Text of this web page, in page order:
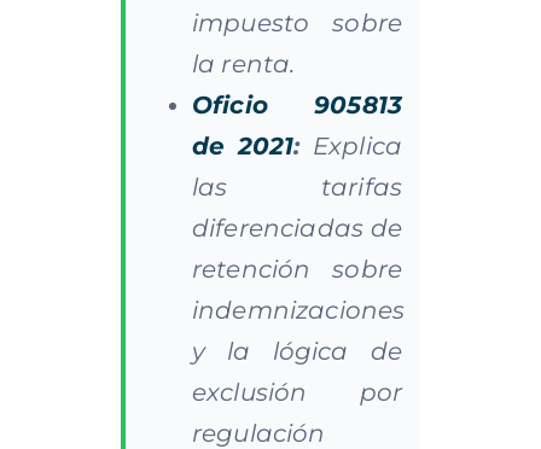
impuesto sobre
la renta.
Oficio 905813
de 2021: Explica
las tarifas
diferenciadas de
retención sobre
indemnizaciones
y la lógica de
exclusión por
regulación